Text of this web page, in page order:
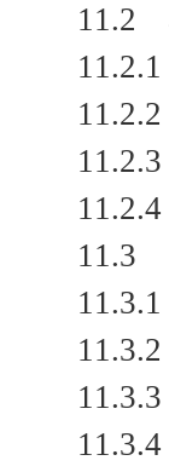
11.2
11.3